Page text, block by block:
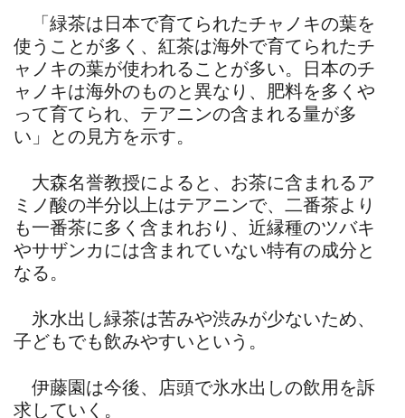
「緑茶は日本で育てられたチャノキの葉を
使うことが多く、紅茶は海外で育てられたチ
ャノキの葉が使われることが多い。日本のチ
ャノキは海外のものと異なり、肥料を多くや
って育てられ、テアニンの含まれる量が多
い」との見方を示す。
大森名誉教授によると、お茶に含まれるア
ミノ酸の半分以上はテアニンで、二番茶より
も一番茶に多く含まれおり、近縁種のツバキ
やサザンカには含まれていない特有の成分と
なる。
氷水出し緑茶は苦みや渋みが少ないため、
子どもでも飲みやすいという。
伊藤園は今後、店頭で氷水出しの飲用を訴
求していく。